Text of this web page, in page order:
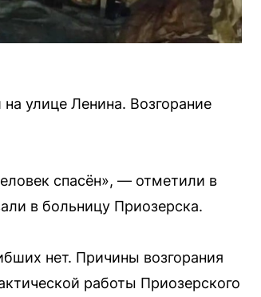
улице Ленина. Возгорание
спасён», — отметили в
в больницу Приозерска.
нет. Причины возгорания
работы Приозерского